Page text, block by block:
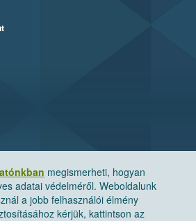
megismerheti, hogyan
adatai védelméről. Weboldalunk
a jobb felhasználói élmény
kérjük, kattintson az